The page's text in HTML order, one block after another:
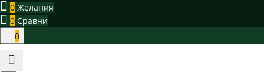
0 Желания
0 Сравни
0